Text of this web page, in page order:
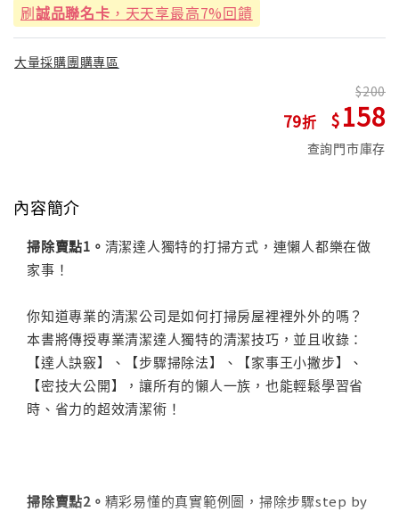
刷誠品聯名卡 ，天天享最高7%回饋
大量採購團購專區
79
200
158
查詢門市庫存
內容簡介
掃除賣點1。 清潔達人獨特的打掃方式，連懶人都樂在做
家事！
你知道專業的清潔公司是如何打掃房屋裡裡外外的嗎？
本書將傳授專業清潔達人獨特的清潔技巧，並且收錄：
【達人訣竅】、【步驟掃除法】、【家事王小撇步】、
【密技大公開】，讓所有的懶人一族，也能輕鬆學習省
時、省力的超效清潔術！
掃除賣點2。 精彩易懂的真實範例圖，掃除步驟step by